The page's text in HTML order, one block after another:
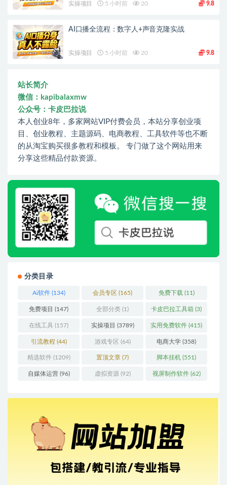
实操项目 5 小时前 20 9.8
AI口播全流程：数字人+声音克隆实战
实操项目 5 小时前 20 9.8
站长简介
微信：kapibalaxmw
公众号：卡皮巴拉说
本人创业8年，多家网站VIP付费会员，本站分享创业项
目、创业教程、主题源码、电商教程、工具软件等也不断
的从淘宝购买很多教程和模板。 专门做了这个网站用来
分享这些精品付款资源。
分类目录
Ai软件(134) 会员专区 (165) 免费下载 (11)
免费项目 (147) 全部分类 (1) 卡皮巴拉工具箱 (3)
在线工具 (157) 实操项目 (3789) 实用免费软件 (415)
引流教程 (44) 游戏专区 (64) 电商大学 (358)
精选软件(1209) 置顶文章 (7) 脚本挂机 (551)
自媒体运营(96) 虚拟资源 (92) 视屏制作软件(62)